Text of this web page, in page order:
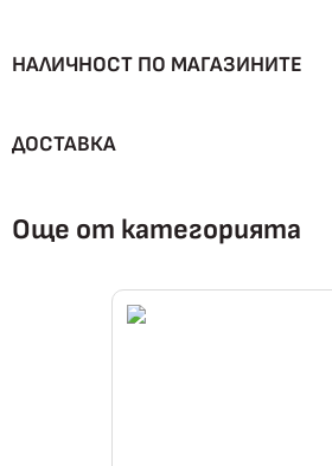
НАЛИЧНОСТ ПО МАГАЗИНИТЕ
ДОСТАВКА
Още от категорията